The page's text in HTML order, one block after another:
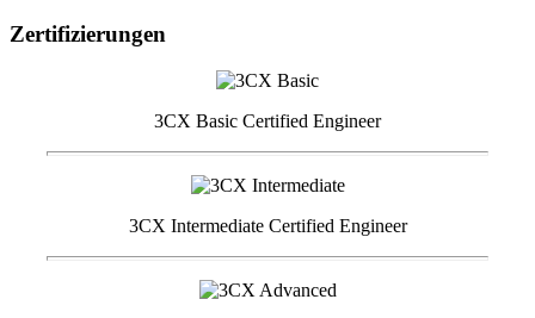
Zertifizierungen
3CX Basic Certified Engineer
3CX Intermediate Certified Engineer